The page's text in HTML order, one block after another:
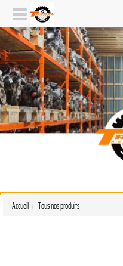
Accueil Tous nos produits